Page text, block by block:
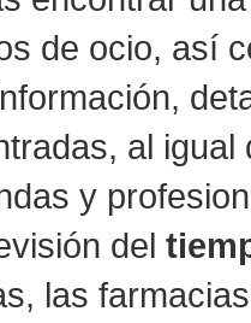
de ocio, así
al
y
del
las